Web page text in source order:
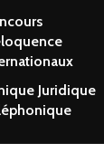
Juridique